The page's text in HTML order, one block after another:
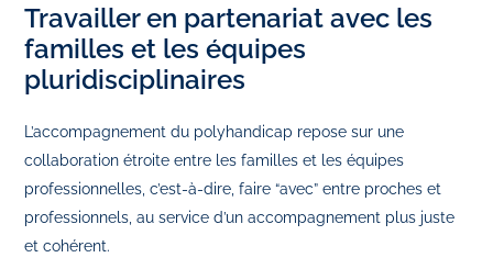
Travailler en partenariat avec les
familles et les équipes
pluridisciplinaires
L’accompagnement du polyhandicap repose sur une
collaboration étroite entre les familles et les équipes
professionnelles, c’est-à-dire, faire “avec” entre proches et
professionnels, au service d’un accompagnement plus juste
et cohérent.